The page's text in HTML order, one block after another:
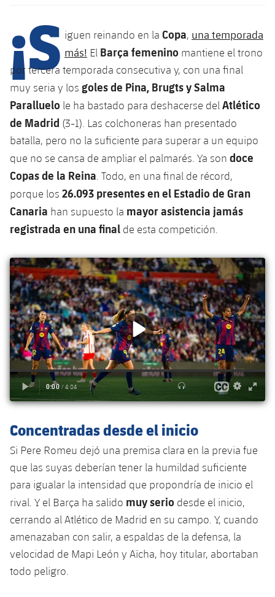
Centro de documentación
plusicon
más
Instalaciones
Spotify Camp Nou
Palau Blaugrana
Estadi Johan Cruyff
Barça Cafe
Ciutat Esportiva
La Masia
Servicios
Servicios Médicos
Accesibilidad
plusicon
más
Acreditaciones
Instalaciones
¡S iguen reinando en la Copa, una temporada
más! El Barça femenino mantiene el trono
por tercera temporada consecutiva y, con una final
muy seria y los goles de Pina, Brugts y Salma
Paralluelo le ha bastado para deshacerse del Atlético
de Madrid (3-1). Las colchoneras han presentado
batalla, pero no la suficiente para superar a un equipo
que no se cansa de ampliar el palmarés. Ya son doce
Copas de la Reina . Todo, en una final de récord,
porque los 26.093 presentes en el Estadio de Gran
Canaria han supuesto la mayor asistencia jamás
registrada en una final de esta competición.
Concentradas desde el inicio
Si Pere Romeu dejó una premisa clara en la previa fue
que las suyas deberían tener la humildad suficiente
para igualar la intensidad que propondría de inicio el
rival. Y el Barça ha salido muy serio desde el inicio,
cerrando al Atlético de Madrid en su campo. Y, cuando
amenazaban con salir, a espaldas de la defensa, la
velocidad de Mapi León y Aïcha, hoy titular, abortaban
todo peligro.